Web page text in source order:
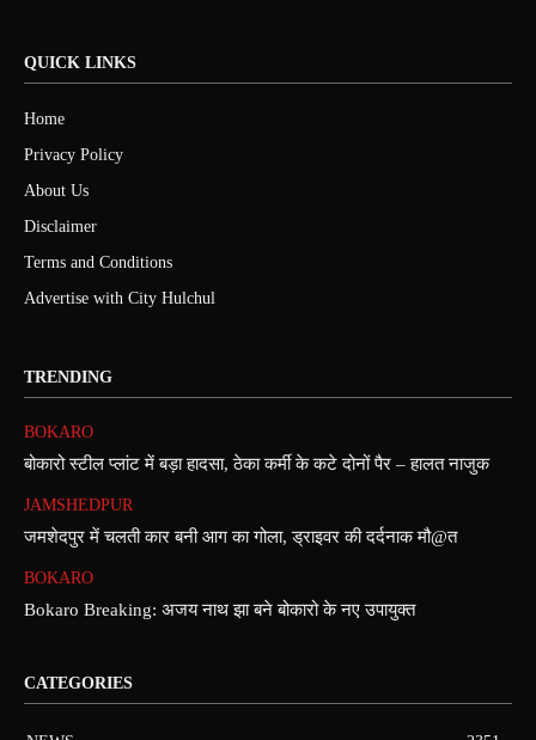
QUICK LINKS
Home
Privacy Policy
About Us
Disclaimer
Terms and Conditions
Advertise with City Hulchul
TRENDING
BOKARO
बोकारो स्टील प्लांट में बड़ा हादसा, ठेका कर्मी के कटे दोनों पैर – हालत नाजुक
JAMSHEDPUR
जमशेदपुर में चलती कार बनी आग का गोला, ड्राइवर की दर्दनाक मौ@त
BOKARO
Bokaro Breaking: अजय नाथ झा बने बोकारो के नए उपायुक्त
CATEGORIES